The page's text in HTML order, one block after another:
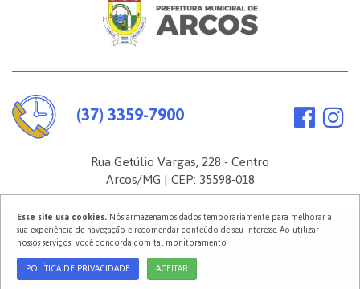
(37) 3359-7900
Rua Getúlio Vargas, 228 - Centro
Arcos/MG | CEP: 35598-018
2026 ©Prefeitura Municipal de Arcos. Todos os direitos reservados.
Esse site usa cookies.Nós armazenamos dados temporariamente para melhorar a
sua experiência de navegação e recomendar conteúdo de seu interesse. Ao utilizar
nossos serviços, você concorda com tal monitoramento.
POLÍTICA DE PRIVACIDADE
ACEITAR